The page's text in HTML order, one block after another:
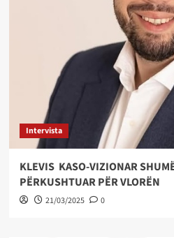
Intervista
KLEVIS KASO-VIZIONAR
PËRKUSHTUAR PËR VLORËN
21/03/2025 0